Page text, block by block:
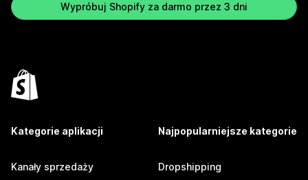
Wypróbuj Shopify za darmo przez 3 dni
Kategorie aplikacji
Kanały sprzedaży
Najpopularniejsze kategorie
Dropshipping